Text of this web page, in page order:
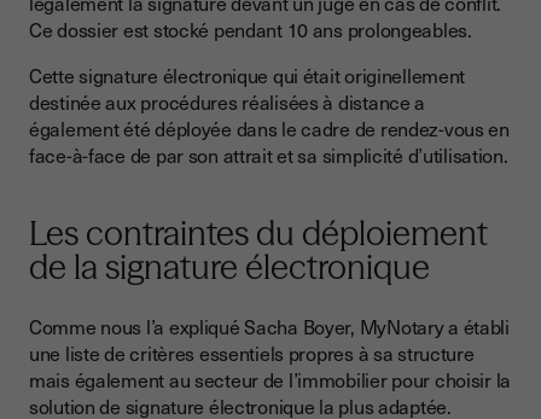
Ce dossier est stocké pendant 10 ans prolongeables.
Cette signature électronique qui était originellement
destinée aux procédures réalisées à distance a
également été déployée dans le cadre de rendez-vous en
face-à-face de par son attrait et sa simplicité d’utilisation.
Les contraintes du déploiement
de la signature électronique
Comme nous l’a expliqué Sacha Boyer, MyNotary a établi
une liste de critères essentiels propres à sa structure
mais également au secteur de l’immobilier pour choisir la
solution de signature électronique la plus adaptée.